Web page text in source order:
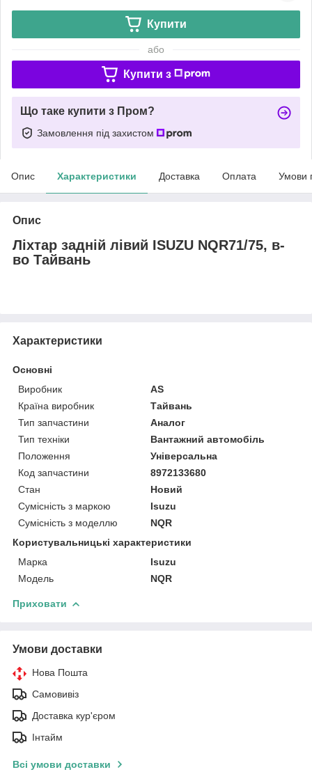
Купити
або
Купити з
Що таке купити з Пром?
Замовлення під захистом
Опис Характеристики Доставка Оплата Умови
Опис
Ліхтар задній лівий ISUZU NQR71/75, в-
во Тайвань
Характеристики
Основні
Виробник
AS
Країна виробник
Тайвань
Тип запчастини
Аналог
Тип техніки
Вантажний автомобіль
Положення
Універсальна
Код запчастини
8972133680
Стан
Новий
Сумісність з маркою
Isuzu
Сумісність з моделлю
NQR
Користувальницькі характеристики
Марка
Isuzu
Модель
NQR
Приховати
Умови доставки
Нова Пошта
Самовивіз
Доставка кур'єром
Інтайм
Всі умови доставки